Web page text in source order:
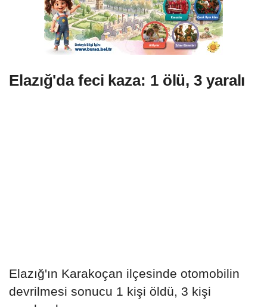
Elazığ'da feci kaza: 1 ölü, 3 yaralı
Elazığ'ın Karakoçan ilçesinde otomobilin
devrilmesi sonucu 1 kişi öldü, 3 kişi